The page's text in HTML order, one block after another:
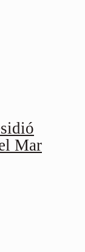
Mar